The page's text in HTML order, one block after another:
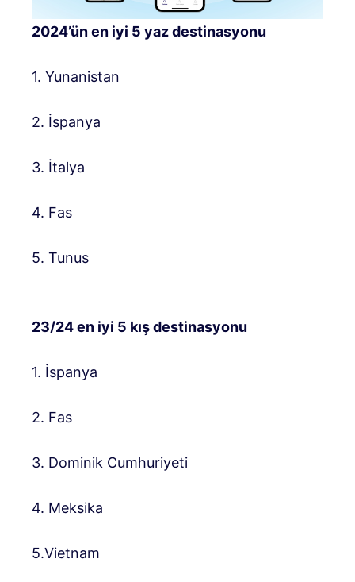
2024’ün en iyi 5 yaz destinasyonu
1. Yunanistan
2. İspanya
3. İtalya
4. Fas
5. Tunus
23/24 en iyi 5 kış destinasyonu
1. İspanya
2. Fas
3. Dominik Cumhuriyeti
4. Meksika
5.Vietnam